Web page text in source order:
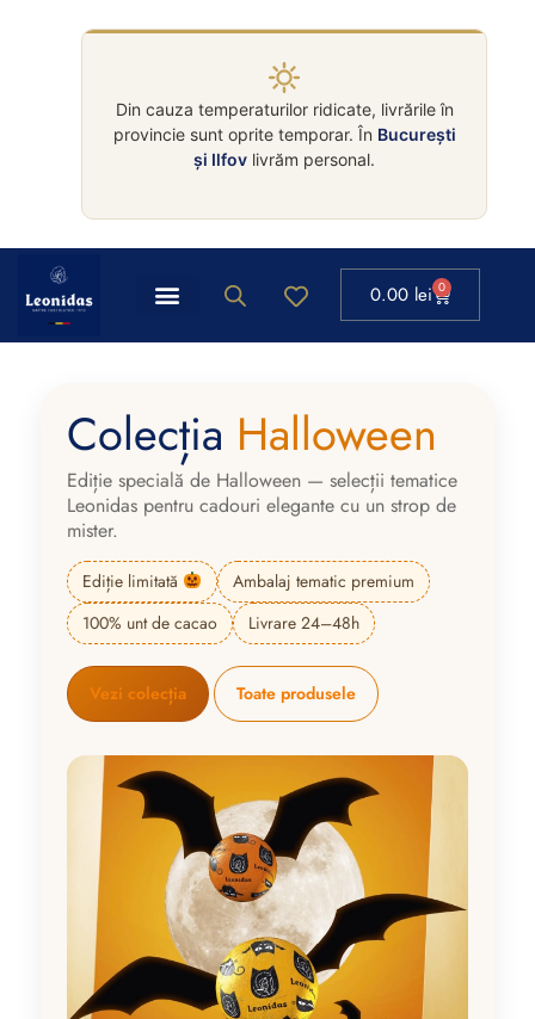
Din cauza temperaturilor ridicate, livrările în
provincie sunt oprite temporar. În București
și Ilfov livrăm personal.
0.00 lei 0
Colecția Halloween
Ediție specială de Halloween — selecții tematice
Leonidas pentru cadouri elegante cu un strop de
mister.
Ediție limitată
Ambalaj tematic premium
100% unt de cacao
Livrare 24–48h
Vezi colecția Toate produsele